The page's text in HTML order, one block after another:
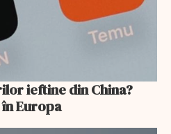
ieftine din China?
Europa